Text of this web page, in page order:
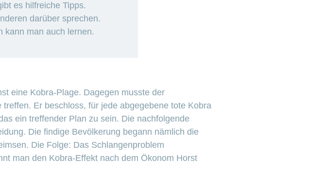
es hilfreiche Tipps.
darüber sprechen.
kann man auch lernen.
eine Kobra-Plage. Dagegen musste der
Er beschloss, für jede abgegebene tote Kobra
ein treffender Plan zu sein. Die nachfolgende
Die findige Bevölkerung begann nämlich die
Die Folge: Das Schlangenproblem
man den Kobra-Effekt nach dem Ökonom Horst